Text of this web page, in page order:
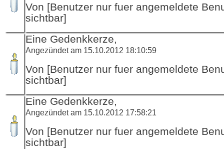
Von [Benutzer nur fuer angemeldete
sichtbar]
Eine Gedenkkerze,
Angezündet am 15.10.2012 18:10:59
Von [Benutzer nur fuer angemeldete
sichtbar]
Eine Gedenkkerze,
Angezündet am 15.10.2012 17:58:21
Von [Benutzer nur fuer angemeldete
sichtbar]